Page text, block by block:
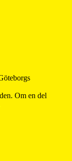
Om en del